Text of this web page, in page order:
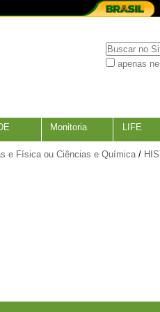
Busca
apenas
Monitoria LIFE
e Física ou Ciências e Química /